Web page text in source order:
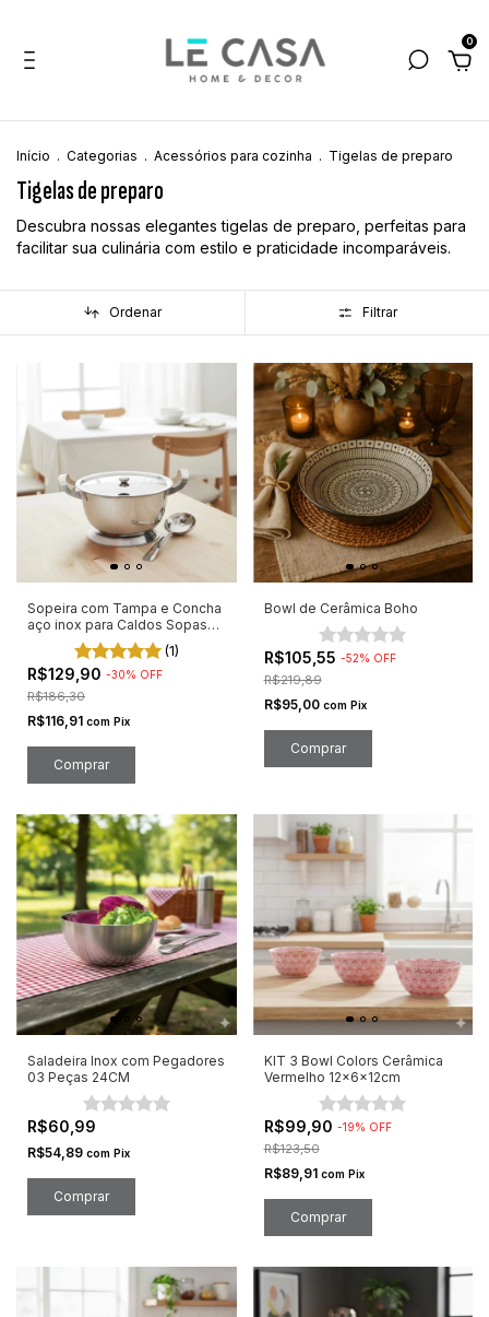
0
Início . Categorias . Acessórios para cozinha . Tigelas de preparo
Tigelas de preparo
Descubra nossas elegantes tigelas de preparo, perfeitas para
facilitar sua culinária com estilo e praticidade incomparáveis.
Ordenar Filtrar
Sopeira com Tampa e Concha
aço inox para Caldos Sopas
(1)
R$129,90 -30% OFF
R$186,30
R$116,91 com Pix
Bowl de Cerâmica Boho
R$105,55 -52% OFF
R$219,89
R$95,00 com Pix
Comprar
Saladeira Inox com Pegadores
03 Peças 24CM
R$60,99
R$54,89 com Pix
KIT 3 Bowl Colors Cerâmica
Vermelho 12x6x12cm
R$99,90 -19% OFF
R$123,50
R$89,91 com Pix